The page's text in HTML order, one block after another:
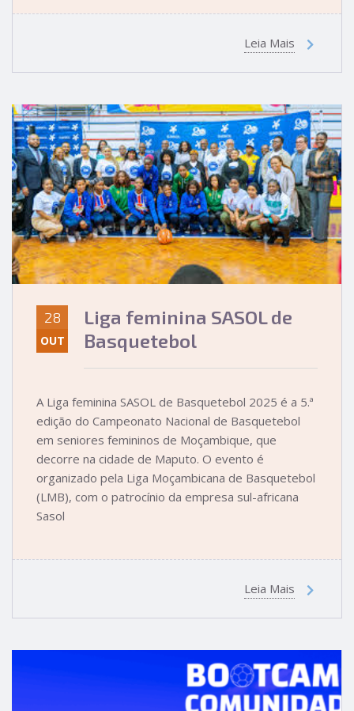
Leia Mais
28
OUT
Liga feminina SASOL de
Basquetebol
A Liga feminina SASOL de Basquetebol 2025 é a 5.ª
edição do Campeonato Nacional de Basquetebol
em seniores femininos de Moçambique, que
decorre na cidade de Maputo. O evento é
organizado pela Liga Moçambicana de Basquetebol
(LMB), com o patrocínio da empresa sul-africana
Sasol
Leia Mais